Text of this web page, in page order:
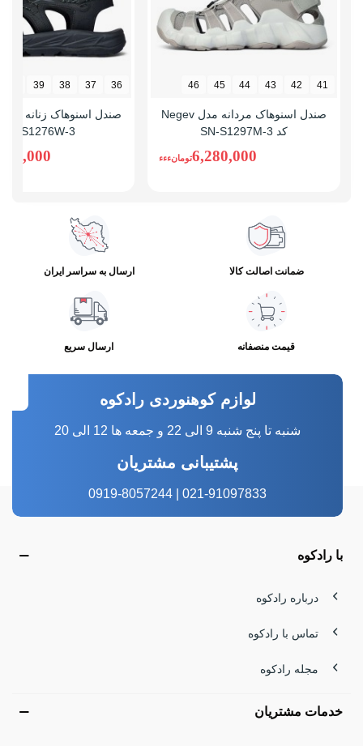
41
42
43
44
45
46
صندل اسنوهاک مردانه مدل Negev
کد SN-S1297M-3
6,280,000تومانءءء
36
37
38
39
SN-S1276W-3
ضمانت اصالت کالا ارسال به سراسر ایران
قیمت منصفانه ارسال سریع
لوازم کوهنوردی رادکوه
شنبه تا پنج شنبه 9 الی 22 و جمعه ها 12 الی 20
پشتیبانی مشتریان
021-91097833 | 0919-8057244
با رادکوه
درباره رادکوه
تماس با رادکوه
مجله رادکوه
خدمات مشتریان